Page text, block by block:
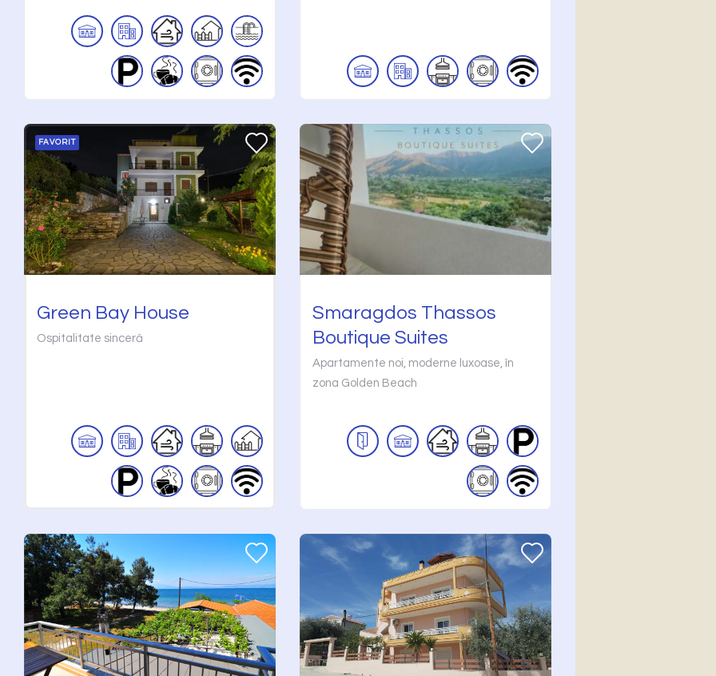
FAVORIT
Green Bay House
Ospitalitate sinceră
Smaragdos Thassos
Boutique Suites
Apartamente noi, moderne luxoase, în
zona Golden Beach